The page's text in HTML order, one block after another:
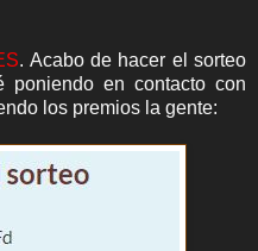
. Acabo de hacer el sorteo
poniendo en contacto con
los premios la gente: